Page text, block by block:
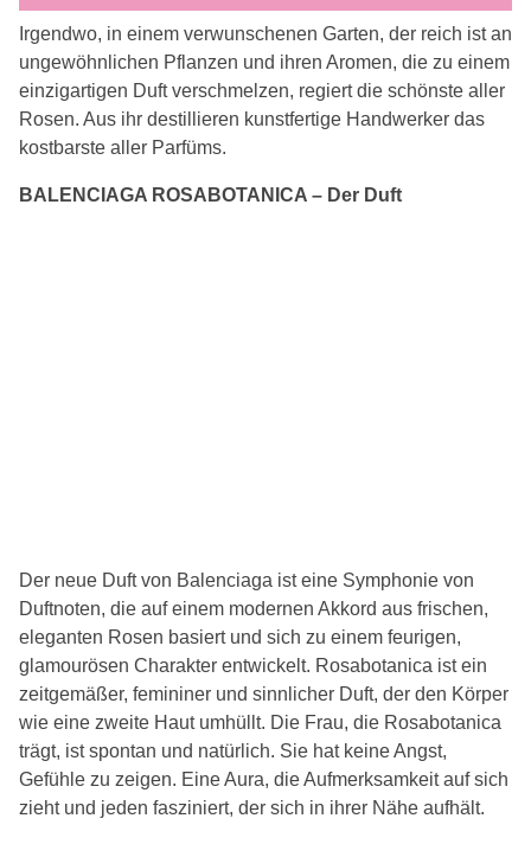
Irgendwo, in einem verwunschenen Garten, der reich ist an
ungewöhnlichen Pflanzen und ihren Aromen, die zu einem
einzigartigen Duft verschmelzen, regiert die schönste aller
Rosen. Aus ihr destillieren kunstfertige Handwerker das
kostbarste aller Parfüms.
BALENCIAGA ROSABOTANICA – Der Duft
Der neue Duft von Balenciaga ist eine Symphonie von
Duftnoten, die auf einem modernen Akkord aus frischen,
eleganten Rosen basiert und sich zu einem feurigen,
glamourösen Charakter entwickelt. Rosabotanica ist ein
zeitgemäßer, femininer und sinnlicher Duft, der den Körper
wie eine zweite Haut umhüllt. Die Frau, die Rosabotanica
trägt, ist spontan und natürlich. Sie hat keine Angst,
Gefühle zu zeigen. Eine Aura, die Aufmerksamkeit auf sich
zieht und jeden fasziniert, der sich in ihrer Nähe aufhält.